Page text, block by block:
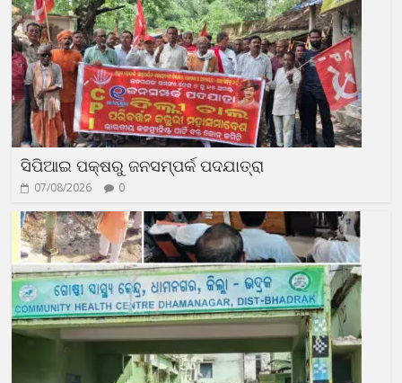
ସିପିଆଇ ପକ୍ଷରୁ ଜନସମ୍ପର୍କ ପଦଯାତ୍ରା
07/08/2026 0